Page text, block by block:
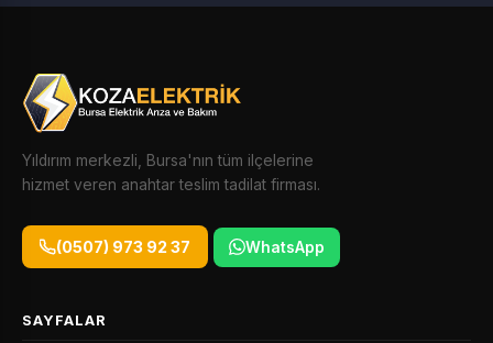
Yıldırım merkezli, Bursa'nın tüm ilçelerine
hizmet veren anahtar teslim tadilat firması.
(0507) 973 92 37 WhatsApp
SAYFALAR